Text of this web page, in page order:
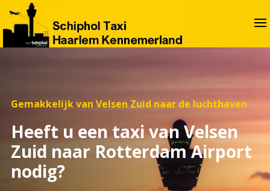
Gemakkelijk van Velsen Zuid naar de luchthaven
Heeft u een taxi van Velsen
Zuid naar Rotterdam Airport
nodig?